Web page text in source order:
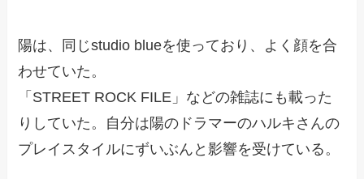
陽は、同じstudio blueを使っており、よく顔を合
わせていた。
「STREET ROCK FILE」などの雑誌にも載った
りしていた。自分は陽のドラマーのハルキさんの
プレイスタイルにずいぶんと影響を受けている。